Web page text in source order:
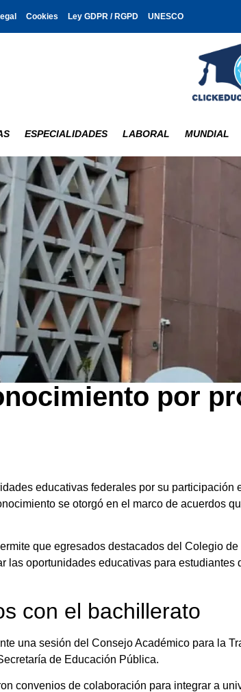
Cookies Ley GDPR / RGPD UNESCO
ESPECIALIDADES LABORAL MUNDIAL
por
educativas federales por su
se otorgó en el marco de acuerdos
que egresados destacados del Colegio
las oportunidades educativas para
con el bachillerato
una sesión del Consejo Académico para la
de Educación Pública.
convenios de colaboración para integrar a